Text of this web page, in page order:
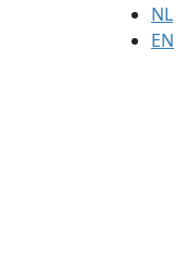
NL
EN